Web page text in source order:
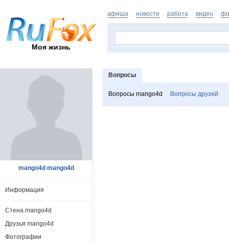
Моя жизнь
афиша новости работа видео
Вопросы
Вопросы mango4d Вопросы друзей
mango4d mango4d
Информация
Стена mango4d
Друзья mango4d
Фотографии